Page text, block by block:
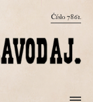
Číslo 7861.